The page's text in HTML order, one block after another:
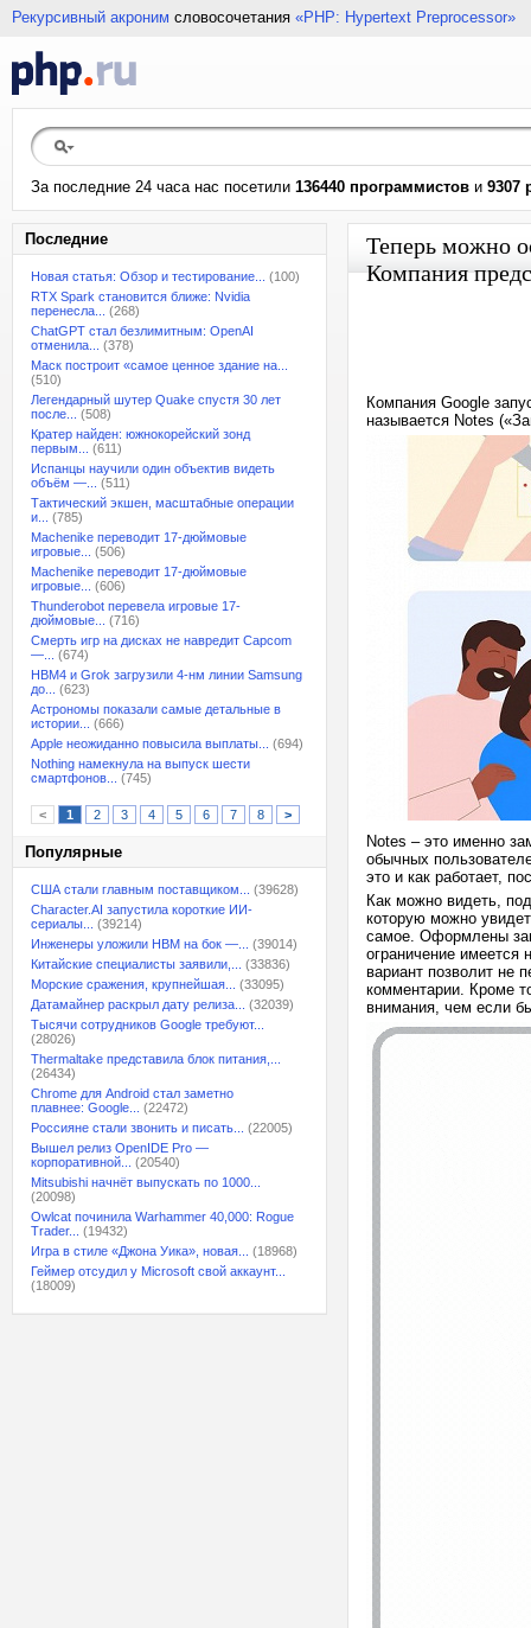
Рекурсивный акроним словосочетания «PHP: Hypertext Preprocessor»
За последние 24 часа нас посетили 136440 программистов и 9307
Последние
Новая статья: Обзор и тестирование...
(100)
RTX Spark становится ближе: Nvidia
перенесла...
(268)
ChatGPT стал безлимитным: OpenAI
отменила...
(378)
Маск построит «самое ценное здание на...
(510)
Легендарный шутер Quake спустя 30 лет
после...
(508)
Кратер найден: южнокорейский зонд
первым...
(611)
Испанцы научили один объектив видеть
объём —...
(511)
Тактический экшен, масштабные операции
и...
(785)
Machenike переводит 17-дюймовые
игровые...
(506)
Machenike переводит 17-дюймовые
игровые...
(606)
Thunderobot перевела игровые 17-
дюймовые...
(716)
Смерть игр на дисках не навредит Capcom
—...
(674)
HBM4 и Grok загрузили 4-нм линии Samsung
до...
(623)
Астрономы показали самые детальные в
истории...
(666)
Apple неожиданно повысила выплаты...
(694)
Nothing намекнула на выпуск шести
смартфонов...
(745)
< 1 2 3 4 5 6 7 8 >
Популярные
США стали главным поставщиком...
(39628)
Character.AI запустила короткие ИИ-
сериалы...
(39214)
Инженеры уложили HBM на бок —...
(39014)
Китайские специалисты заявили,...
(33836)
Морские сражения, крупнейшая...
(33095)
Датамайнер раскрыл дату релиза...
(32039)
Тысячи сотрудников Google требуют...
(28026)
Thermaltake представила блок питания,...
(26434)
Chrome для Android стал заметно
плавнее: Google...
(22472)
Россияне стали звонить и писать...
(22005)
Вышел релиз OpenIDE Pro —
корпоративной...
(20540)
Mitsubishi начнёт выпускать по 1000...
(20098)
Owlcat починила Warhammer 40,000: Rogue
Trader...
(19432)
Игра в стиле «Джона Уика», новая...
(18968)
Геймер отсудил у Microsoft свой аккаунт...
(18009)
Теперь можно
Компания
Компания Google
называется Notes
Notes – это именно
обычных
это и как работает,
Как можно видеть,
которую можно
самое. Оформлены
ограничение имеется
вариант позволит не
комментарии. Кроме
внимания, чем если